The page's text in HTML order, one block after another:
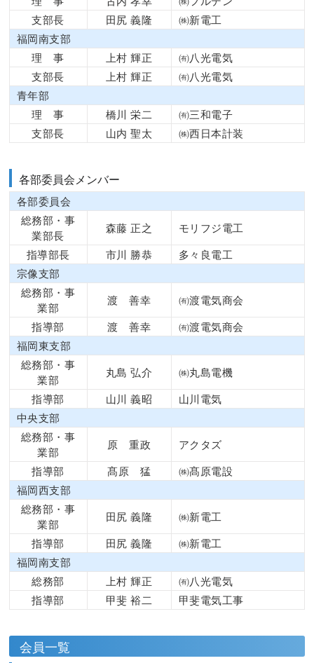
支部長
田尻 義隆
㈱新電工
福岡南支部
理 事
上村 輝正
㈲八光電気
支部長
上村 輝正
㈲八光電気
青年部
理 事
橋川 栄二
㈲三和電子
支部長
山内 聖太 ㈱西日本計装
各部委員会メンバー
各部委員会
総務部・事
業部長
森藤 正之
モリフジ電工
指導部長
市川 勝恭
多々良電工
宗像支部
総務部・事
業部
渡 善幸
㈲渡電気商会
指導部
渡 善幸
㈲渡電気商会
福岡東支部
総務部・事
業部
丸島 弘介
㈱丸島電機
指導部
山川 義昭
山川電気
中央支部
総務部・事
業部
原 重政
アクタズ
指導部
髙原 猛
㈱髙原電設
福岡西支部
総務部・事
業部
田尻 義隆
㈱新電工
指導部
田尻 義隆
㈱新電工
福岡南支部
総務部
上村 輝正
㈲八光電気
指導部
甲斐 裕二 甲斐電気工事
会員一覧